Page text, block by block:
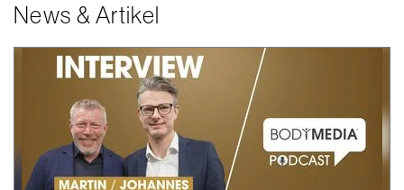
News & Artikel